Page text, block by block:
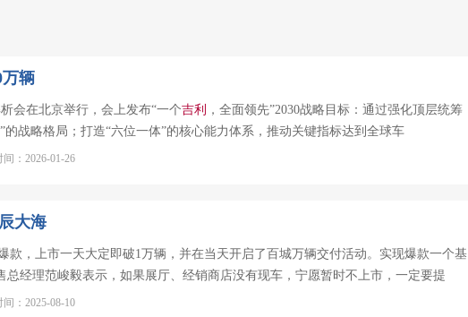
万辆
会在北京举行，会上发布“一个吉利
，全面领先”2030战略目标：通过强化顶层统筹
的战略格局；打造“六位一体”的核心能力体系，推动关键指标达到全球车
：2026-01-26
大海
款，上市一天大定即破1万辆，并在当天开启了百城万辆交付活动。实现爆款一个基
总经理范峻毅表示，如果展厅、经销商店没有现车，宁愿暂时不上市，一定要提
：2025-08-10